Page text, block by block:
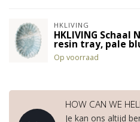
HKLIVING
HKLIVING Schaal
resin tray, pale
Op voorraad
HOW CAN WE
Je kan ons altijd